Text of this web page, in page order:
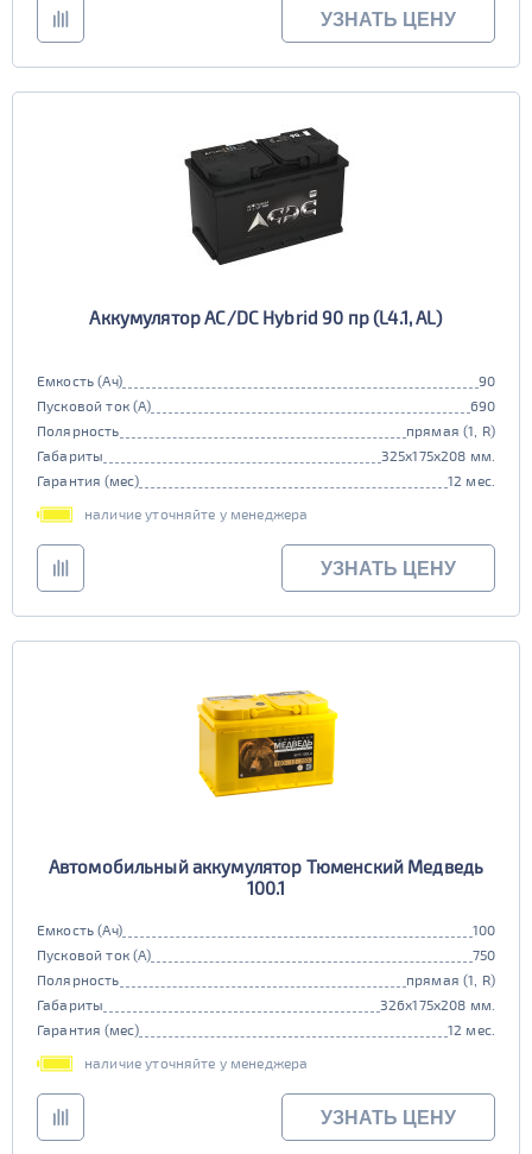
УЗНАТЬ ЦЕНУ
Аккумулятор AC/DC Hybrid 90 пр (L4.1, AL)
Емкость (Ач)
90
Пусковой ток (А)
690
Полярность
прямая (1, R)
Габариты
325x175x208 мм.
Гарантия (мес)
12 мес.
наличие уточняйте у менеджера
УЗНАТЬ ЦЕНУ
Автомобильный аккумулятор Тюменский Медведь
100.1
Емкость (Ач)
100
Пусковой ток (А)
750
Полярность
прямая (1, R)
Габариты
326x175x208 мм.
Гарантия (мес)
12 мес.
наличие уточняйте у менеджера
УЗНАТЬ ЦЕНУ